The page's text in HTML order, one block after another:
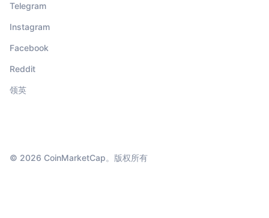
Telegram
Instagram
Facebook
Reddit
领英
© 2026 CoinMarketCap。版权所有